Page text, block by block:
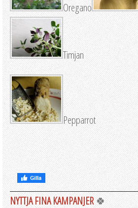
Oregano
Timjan
Pepparrot
NYTTJA FINA KAMPANJER🍀